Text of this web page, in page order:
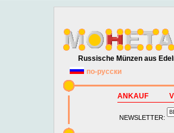
Russische Münzen aus
по-русски
ANKAUF
NEWSLETTER: